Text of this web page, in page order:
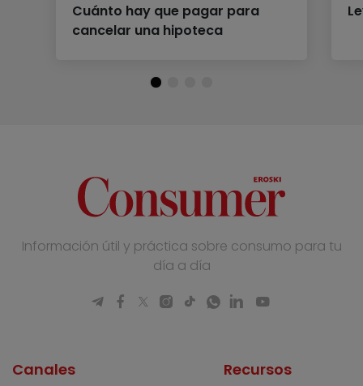
Cuánto hay que pagar para
cancelar una hipoteca
Información útil y práctica sobre consumo para tu
día a día
Canales Recursos